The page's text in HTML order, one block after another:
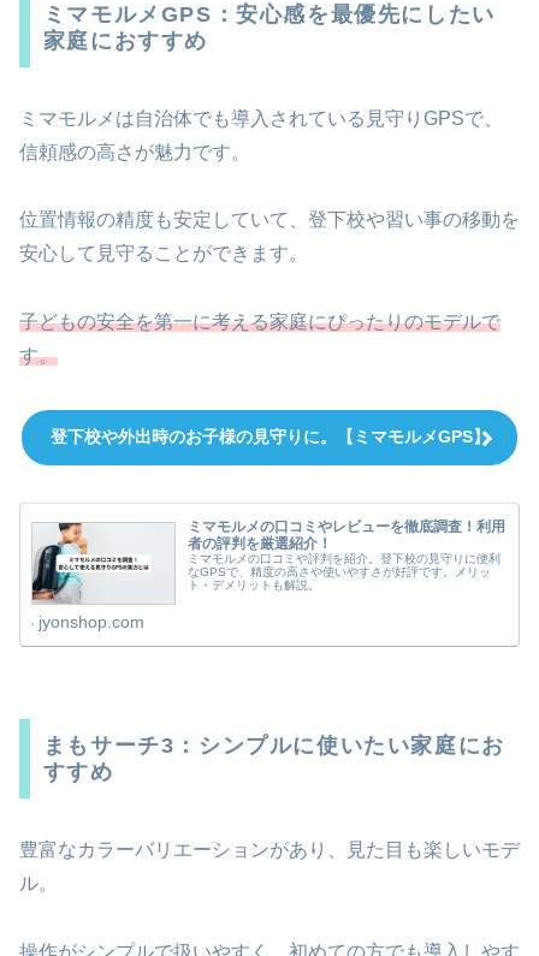
ミマモルメGPS：安心感を最優先にしたい
家庭におすすめ
ミマモルメは自治体でも導入されている見守りGPSで、
信頼感の高さが魅力です。
位置情報の精度も安定していて、登下校や習い事の移動を
安心して見守ることができます。
子どもの安全を第一に考える家庭にぴったりのモデルで
す。
登下校や外出時のお子様の見守りに。【ミマモルメGPS】
ミマモルメの口コミやレビューを徹底調査！利用
者の評判を厳選紹介！
ミマモルメの口コミや評判を紹介。登下校の見守りに便利
なGPSで、精度の高さや使いやすさが好評です。メリッ
ト・デメリットも解説。
jyonshop.com
まもサーチ3：シンプルに使いたい家庭にお
すすめ
豊富なカラーバリエーションがあり、見た目も楽しいモデ
ル。
操作がシンプルで扱いやすく、初めての方でも導入しやす